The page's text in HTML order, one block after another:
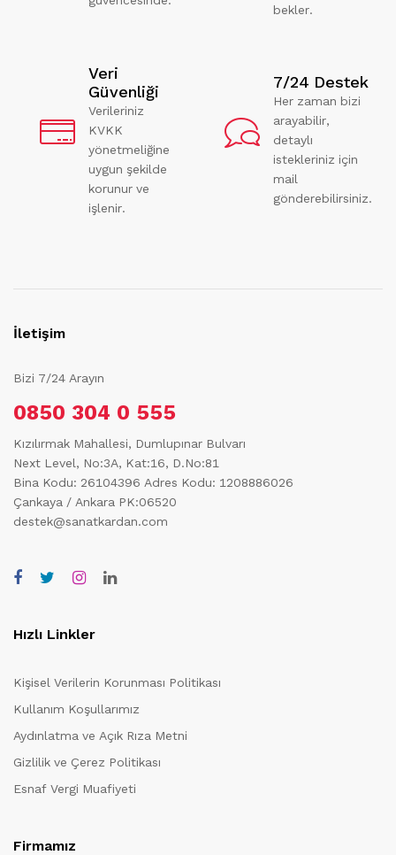
bekler.
Veri
Güvenliği
Verileriniz
KVKK
yönetmeliğine
uygun şekilde
korunur ve
işlenir.
7/24 Destek
Her zaman bizi
arayabilir,
detaylı
istekleriniz için
mail
gönderebilirsiniz.
İletişim
Bizi 7/24 Arayın
0850 304 0 555
Kızılırmak Mahallesi, Dumlupınar Bulvarı
Next Level, No:3A, Kat:16, D.No:81
Bina Kodu: 26104396 Adres Kodu: 1208886026
Çankaya / Ankara PK:06520
destek@sanatkardan.com
Hızlı Linkler
Kişisel Verilerin Korunması Politikası
Kullanım Koşullarımız
Aydınlatma ve Açık Rıza Metni
Gizlilik ve Çerez Politikası
Esnaf Vergi Muafiyeti
Firmamız